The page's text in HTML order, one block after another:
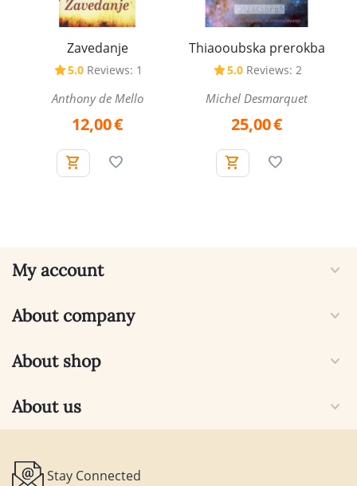
Zavedanje
5.0 Reviews: 1
Anthony de Mello
12,00€
Thiaooubska prerokba
5.0 Reviews: 2
Michel Desmarquet
25,00€
My account
About company
About shop
About us
Stay Connected